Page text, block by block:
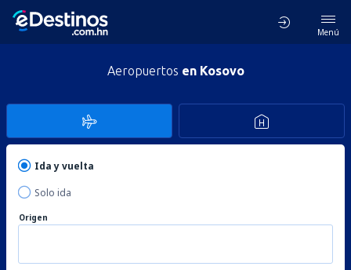
Menú
Aeropuertos en Kosovo
Ida y vuelta
Solo ida
Origen